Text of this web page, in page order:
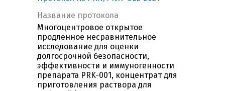
Название протокола
Многоцентровое открытое
продленное несравнительное
исследование для оценки
долгосрочной безопасности,
эффективности и иммуногенности
препарата PRK-001, концентрат для
приготовления раствора для